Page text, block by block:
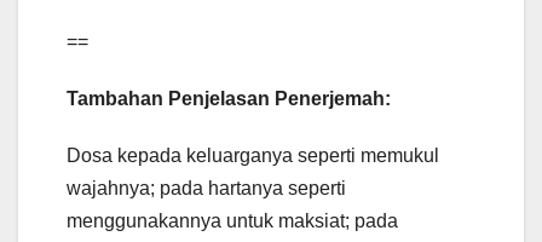
==
Tambahan Penjelasan Penerjemah:
Dosa kepada keluarganya seperti memukul
wajahnya; pada hartanya seperti
menggunakannya untuk maksiat; pada